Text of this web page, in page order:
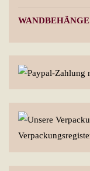
WANDBEHÄNGE